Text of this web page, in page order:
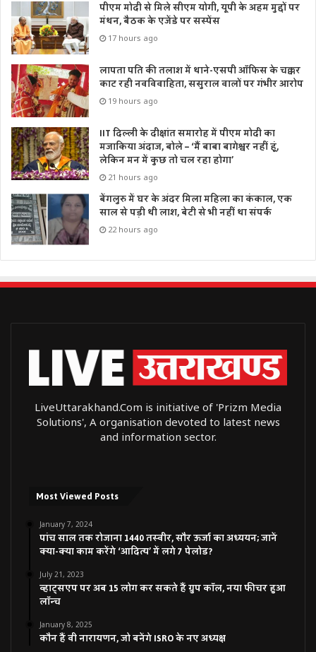
पीएम मोदी से मिले सीएम योगी, यूपी के अहम मुद्दों पर
मंथन, बैठक के एजेंडे पर सस्पेंस
17 hours ago
लापता पति की तलाश में थाने-एसपी ऑफिस के चक्कर
काट रही नवविवाहिता, ससुराल वालों पर गंभीर आरोप
19 hours ago
IIT दिल्ली के दीक्षांत समारोह में पीएम मोदी का
मजाकिया अंदाज, बोले – ‘मैं बाबा बागेश्वर नहीं हूं,
लेकिन मन में कुछ तो चल रहा होगा’
21 hours ago
बेंगलुरु में घर के अंदर मिला महिला का कंकाल, एक
साल से पड़ी थी लाश, बेटी से भी नहीं था संपर्क
22 hours ago
LiveUttarakhand.Com is initiative of 'Prizm Media
Solutions', A organisation devoted to latest news
and information sector.
Most Viewed Posts
January 7, 2024
पांच साल तक रोजाना 1440 तस्वीर, सौर ऊर्जा का अध्ययन; जानें
क्या-क्या काम करेंगे ‘आदित्य’ में लगे 7 पेलोड?
July 21, 2023
व्हाट्सएप पर अब 15 लोग कर सकते हैं ग्रुप कॉल, नया फीचर हुआ
लॉन्च
January 8, 2025
कौन हैं वी नारायणन, जो बनेंगे ISRO के नए अध्यक्ष